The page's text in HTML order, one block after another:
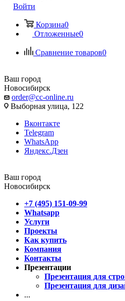
Войти
Корзина0
Отложенные0
Сравнение товаров0
Ваш город
Новосибирск
order@cc-online.ru
Выборная улица, 122
Вконтакте
Telegram
WhatsApp
Яндекс.Дзен
Ваш город
Новосибирск
+7 (495) 151-09-99
Whatsapp
Услуги
Проекты
Как купить
Компания
Контакты
Презентации
Презентация для
Презентация для
...